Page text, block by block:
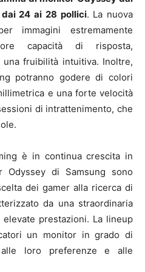
24 ai 28 pollici. La nuova
immagini estremamente
capacità di risposta,
una fruibilità intuitiva. Inoltre,
potranno godere di colori
e una forte velocità
di intrattenimento, che
è in continua crescita in
di Samsung sono
dei gamer alla ricerca di
da una straordinaria
elevate prestazioni. La lineup
un monitor in grado di
alle loro preferenze e alle